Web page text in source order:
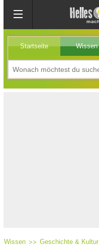
Startseite Wissen
Wissen Geschichte & Kultur